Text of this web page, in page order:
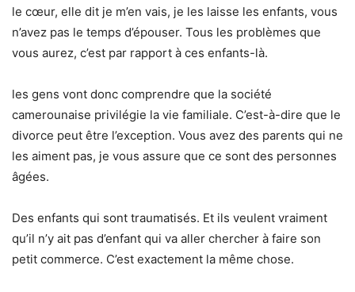
le cœur, elle dit je m’en vais, je les laisse les enfants, vous
n’avez pas le temps d’épouser. Tous les problèmes que
vous aurez, c’est par rapport à ces enfants-là.
les gens vont donc comprendre que la société
camerounaise privilégie la vie familiale. C’est-à-dire que le
divorce peut être l’exception. Vous avez des parents qui ne
les aiment pas, je vous assure que ce sont des personnes
âgées.
Des enfants qui sont traumatisés. Et ils veulent vraiment
qu’il n’y ait pas d’enfant qui va aller chercher à faire son
petit commerce. C’est exactement la même chose.